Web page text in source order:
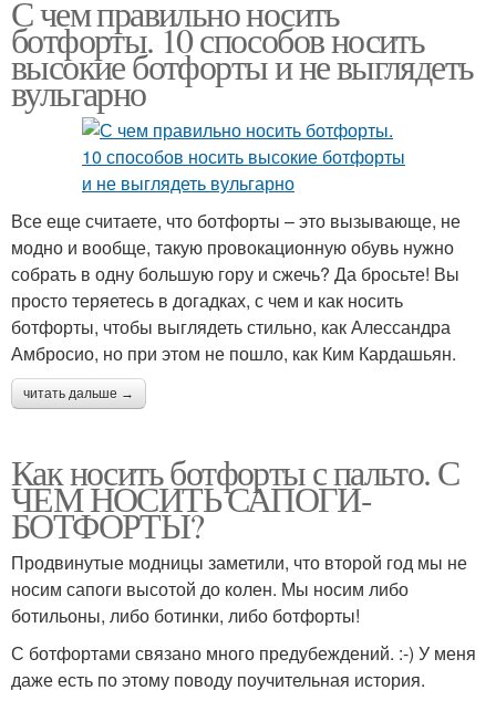
С чем правильно носить
ботфорты. 10 способов носить
высокие ботфорты и не выглядеть
вульгарно
Все еще считаете, что ботфорты – это вызывающе, не
модно и вообще, такую провокационную обувь нужно
собрать в одну большую гору и сжечь? Да бросьте! Вы
просто теряетесь в догадках, с чем и как носить
ботфорты, чтобы выглядеть стильно, как Алессандра
Амбросио, но при этом не пошло, как Ким Кардашьян.
читать дальше →
Как носить ботфорты с пальто. С
ЧЕМ НОСИТЬ САПОГИ-
БОТФОРТЫ?
Продвинутые модницы заметили, что второй год мы не
носим сапоги высотой до колен. Мы носим либо
ботильоны, либо ботинки, либо ботфорты!
С ботфортами связано много предубеждений. :-) У меня
даже есть по этому поводу поучительная история.